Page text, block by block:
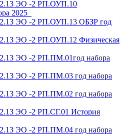
ЭО -2 РП.ОУП.10
2025_
ЭО -2 РП.ОУП.13 ОБЗР год
ЭО -2 РП.ОУП.12 Физическая
ЭО -2 РП.ПМ.01год набора
ЭО -2 РП.ПМ.03 год набора
ЭО -2 РП.ПМ.02 год набора
ЭО -2 РП.СГ.01 История
ЭО -2 РП.ПМ.04 год набора